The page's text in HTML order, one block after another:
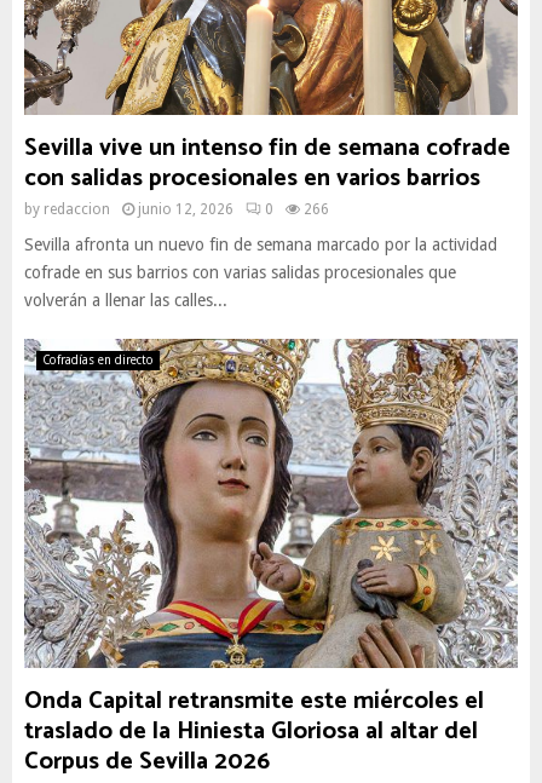
Sevilla vive un intenso fin de semana cofrade
con salidas procesionales en varios barrios
by redaccion junio 12, 2026 0 266
Sevilla afronta un nuevo fin de semana marcado por la actividad
cofrade en sus barrios con varias salidas procesionales que
volverán a llenar las calles...
Cofradías en directo
Onda Capital retransmite este miércoles el
traslado de la Hiniesta Gloriosa al altar del
Corpus de Sevilla 2026